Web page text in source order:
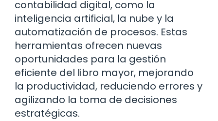
contabilidad digital, como la
inteligencia artificial, la nube y la
automatización de procesos. Estas
herramientas ofrecen nuevas
oportunidades para la gestión
eficiente del libro mayor, mejorando
la productividad, reduciendo errores y
agilizando la toma de decisiones
estratégicas.